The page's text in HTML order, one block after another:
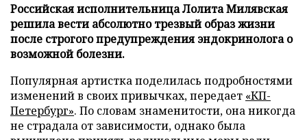
Российская исполнительница Лолита Милявская
решила вести абсолютно трезвый образ жизни
после строгого предупреждения эндокринолога о
возможной болезни.
Популярная артистка поделилась подробностями
изменений в своих привычках, передает «КП-
Петербург». По словам знаменитости, она никогда
не страдала от зависимости, однако была